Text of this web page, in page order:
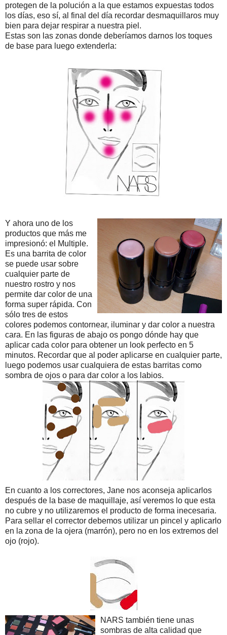
protegen de la polución a la que estamos expuestas todos
los días, eso sí, al final del día recordar desmaquillaros muy
bien para dejar respirar a nuestra piel.
Estas son las zonas donde deberíamos darnos los toques
de base para luego extenderla:
Y ahora uno de los
productos que más me
impresionó: el Multiple.
Es una barrita de color
se puede usar sobre
cualquier parte de
nuestro rostro y nos
permite dar color de una
forma super rápida. Con
sólo tres de estos
colores podemos contornear, iluminar y dar color a nuestra
cara. En las figuras de abajo os pongo dónde hay que
aplicar cada color para obtener un look perfecto en 5
minutos. Recordar que al poder aplicarse en cualquier parte,
luego podemos usar cualquiera de estas barritas como
sombra de ojos o para dar color a los labios.
En cuanto a los correctores, Jane nos aconseja aplicarlos
después de la base de maquillaje, así veremos lo que esta
no cubre y no utilizaremos el producto de forma inecesaria.
Para sellar el corrector debemos utilizar un pincel y aplicarlo
en la zona de la ojera (marrón), pero no en los extremos del
ojo (rojo).
NARS también tiene unas
sombras de alta calidad que